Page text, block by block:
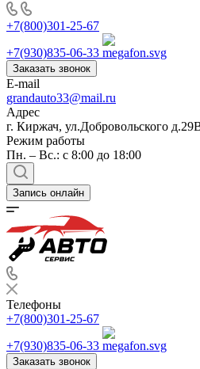
+7(800)301-25-67
+7(930)835-06-33
Заказать звонок
E-mail
grandauto33@mail.ru
Адрес
г. Киржач, ул.Добровольского
Режим работы
Пн. – Вс.: с 8:00 до 18:00
Запись онлайн
Телефоны
+7(800)301-25-67
+7(930)835-06-33
Заказать звонок